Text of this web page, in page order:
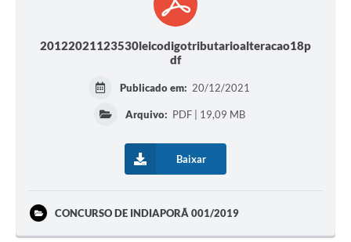
20122021123530leicodigotributarioalteracao18p
df
Publicado em: 20/12/2021
Arquivo: PDF | 19,09 MB
Baixar
CONCURSO DE INDIAPORÃ 001/2019